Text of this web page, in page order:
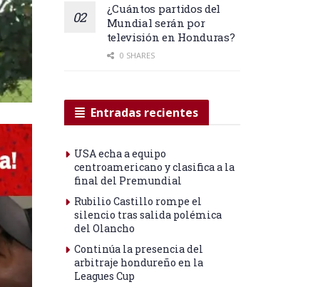
¿Cuántos partidos del
Mundial serán por
televisión en Honduras?
0 SHARES
Entradas recientes
USA echa a equipo
centroamericano y clasifica a la
final del Premundial
Rubilio Castillo rompe el
silencio tras salida polémica
del Olancho
Continúa la presencia del
arbitraje hondureño en la
Leagues Cup